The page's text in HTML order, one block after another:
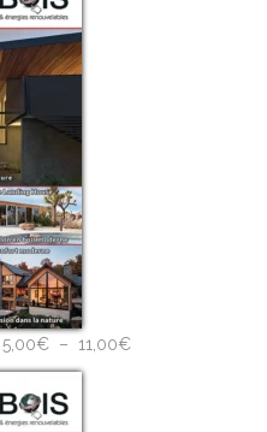
5,00€ – 11,00€Plage